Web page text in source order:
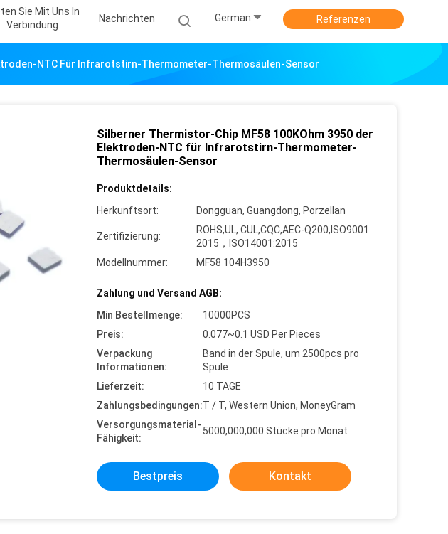
Sie Mit Uns In
Verbindung
Nachrichten German Referenzen
NTC Für Infrarotstirn-Thermometer-Thermosäulen-Sensor
Silberner Thermistor-Chip MF58 100KOhm 3950 der
Elektroden-NTC für Infrarotstirn-Thermometer-
Thermosäulen-Sensor
Produktdetails:
Herkunftsort:
Dongguan, Guangdong, Porzellan
Zertifizierung:
ROHS,UL, CUL,CQC,AEC-Q200,ISO9001
2015，ISO14001:2015
Modellnummer:
MF58 104H3950
Zahlung und Versand AGB:
Min Bestellmenge:
10000PCS
Preis:
0.077~0.1 USD Per Pieces
Verpackung
Informationen:
Band in der Spule, um 2500pcs pro
Spule
Lieferzeit:
10 TAGE
Zahlungsbedingungen:T / T, Western Union, MoneyGram
Versorgungsmaterial-
Fähigkeit:
5000,000,000 Stücke pro Monat
Bestpreis Kontakt